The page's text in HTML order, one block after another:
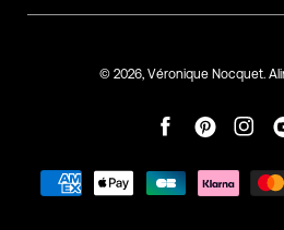
© 2026, Véronique Nocquet.